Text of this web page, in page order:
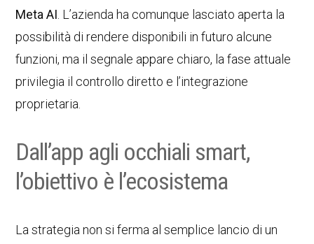
Meta AI . L’azienda ha comunque lasciato aperta la
possibilità di rendere disponibili in futuro alcune
funzioni, ma il segnale appare chiaro, la fase attuale
privilegia il controllo diretto e l’integrazione
proprietaria.
Dall’app agli occhiali smart,
l’obiettivo è l’ecosistema
La strategia non si ferma al semplice lancio di un